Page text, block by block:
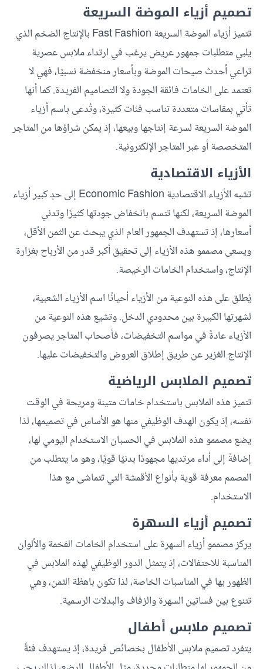
تصميم أزياء الموضة السريعة
تتميز أزياء الموضة السريعة Fast Fashion بالإنتاج الضخم الذي
يلبي متطلبات جمهور عريض يرغب في ارتداء ملابس عصرية
تراعي أحدث صيحات الموضة وبأسعار منخفضة نسبيًا، فهي لا
تعتمد على الخامات فائقة الجودة ولا التصاميم الفريدة. كما أنها
تأتي بمقاسات متعددة تناسب فئات كثيرة، وتُدعى باسم أزياء
الموضة السريعة لسرعة إنتاجها وبيعها، إذ يمكن شراؤها من المتاجر
المتخصصة أو عبر المتاجر الإلكترونية.
الأزياء الاقتصادية
تشبه الأزياء الاقتصادية Economic Fashion إلى حدٍ كبير أزياء
الموضة السريعة، لكنها تتسم بانخفاض جودتها كثيرًا وتدني
أسعارها، إذ تستهدف الجمهور العام الذي يبحث عن الثمن الأقل،
ويسعى مصممو هذه الأزياء إلى تحقيق أكبر قدر من الأرباح بغزارة
الإنتاج، واستخدام الخامات الرخيصة.
يُطلق على هذه النوعية من الأزياء أحيانًا اسم الأزياء الشعبية،
لشهرتها الكبيرة بين محدودي الدخل. وتشيع هذه النوعية من
الأزياء عادةً في مواسم التخفيضات، فأصحاب المتاجر يصرفون
الإنتاج الغزير عن طريق إطلاق العروض والتخفيضات عليها.
تصميم الملابس الرياضية
تتميز هذه الملابس باستخدام خامات متينة ومريحة في الوقت
نفسه، إذ يكون الهدف الوظيفي منها هو الأساس في تصميمها، لذا
يضع مصممو هذه الملابس في الحسبان الاستخدام اليومي لها،
إضافةً إلى أداء مرتديها مجهودًا بدنيًا قويًا، وهو ما يتطلب من
المصمم معرفة قوية بأنواع الأقمشة التي تتماشى مع هذا
الاستخدام.
تصميم أزياء السهرة
يركز مصممو أزياء السهرة على استخدام الخامات الفخمة والألوان
المناسبة للاحتفالات، إذ يتمثل الدور الوظيفي لهذه الملابس في
الظهور بها في المناسبات الخاصة، لذا تكون باهظة الثمن، وهي
تتنوع بين فساتين السهرة والزفاف والبدلات الرسمية.
تصميم ملابس أطفال
يتفرد تصميم ملابس الأطفال بخصائص فريدة، إذ يستهدف فئةً